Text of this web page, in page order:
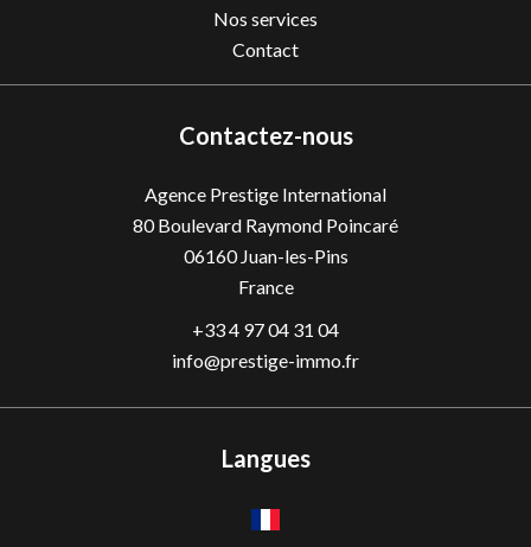
Nos services
Contact
Contactez-nous
Agence Prestige International
80 Boulevard Raymond Poincaré
06160Juan-les-Pins
France
+33 4 97 04 31 04
info@prestige-immo.fr
Langues